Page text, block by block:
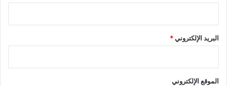
البريد الإلكتروني*
الموقع الإلكتروني